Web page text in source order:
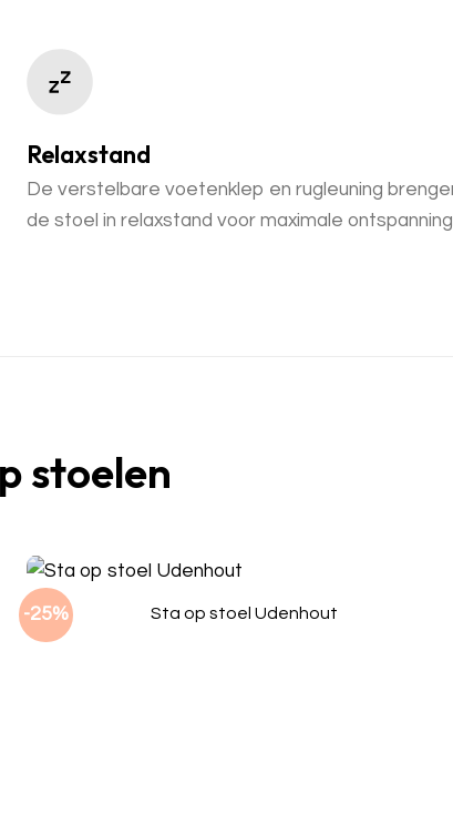
Relaxstand
De verstelbare voetenklep en rugleuning
de stoel in relaxstand voor maximale
stoelen
-25% Sta op stoel Udenhout